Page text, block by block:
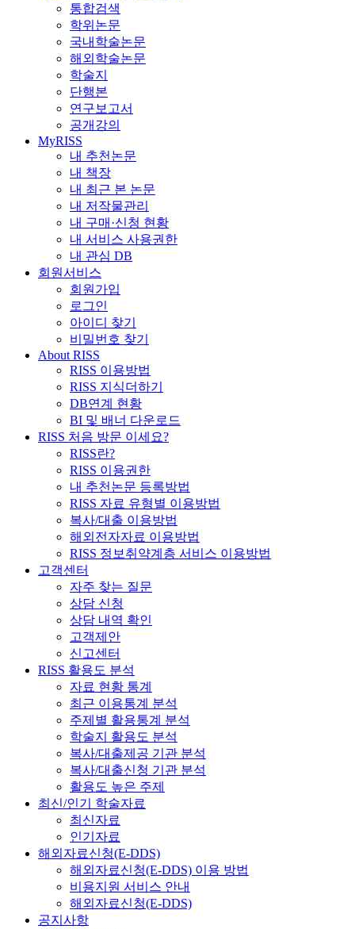
통합검색
학위논문
국내학술논문
해외학술논문
학술지
단행본
연구보고서
공개강의
MyRISS
내 추천논문
내 책장
내 최근 본 논문
내 저작물관리
내 구매·신청 현황
내 서비스 사용권한
내 관심 DB
회원서비스
회원가입
로그인
아이디 찾기
비밀번호 찾기
About RISS
RISS 이용방법
RISS 지식더하기
DB연계 현황
BI 및 배너 다운로드
RISS 처음 방문 이세요?
RISS란?
RISS 이용권한
내 추천논문 등록방법
RISS 자료 유형별 이용방법
복사/대출 이용방법
해외전자자료 이용방법
RISS 정보취약계층 서비스 이용방법
고객센터
자주 찾는 질문
상담 신청
상담 내역 확인
고객제안
신고센터
RISS 활용도 분석
자료 현황 통계
최근 이용통계 분석
주제별 활용통계 분석
학술지 활용도 분석
복사/대출제공 기관 분석
복사/대출신청 기관 분석
활용도 높은 주제
최신/인기 학술자료
최신자료
인기자료
해외자료신청(E-DDS)
해외자료신청(E-DDS) 이용 방법
비용지원 서비스 안내
해외자료신청(E-DDS)
공지사항